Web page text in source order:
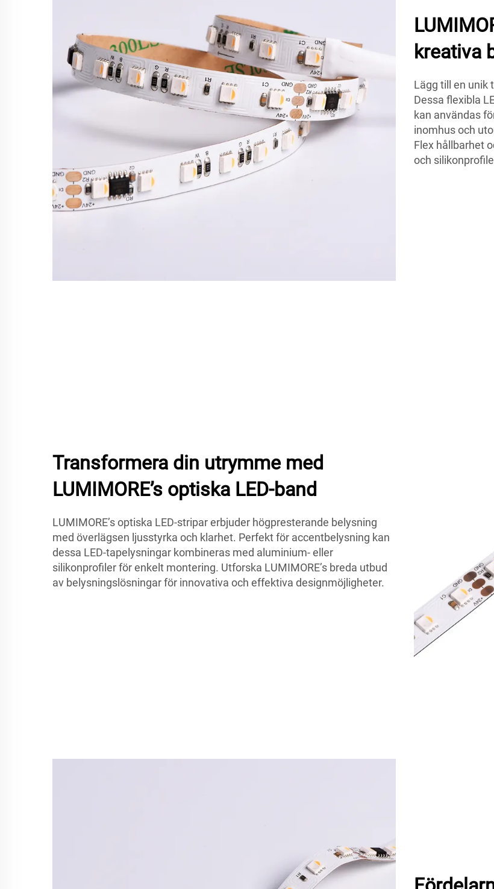
kreativa
Lägg till en unik
Dessa flexibla
kan användas
inomhus och
Flex hållbarhet
och
Transformera din utrymme med
LUMIMORE’s optiska LED-band
LUMIMORE’s optiska LED-stripar erbjuder högpresterande belysning
med överlägsen ljusstyrka och klarhet. Perfekt för accentbelysning kan
dessa LED-tapelysningar kombineras med aluminium- eller
silikonprofiler för enkelt montering. Utforska LUMIMORE’s breda utbud
av belysningslösningar för innovativa och effektiva designmöjligheter.